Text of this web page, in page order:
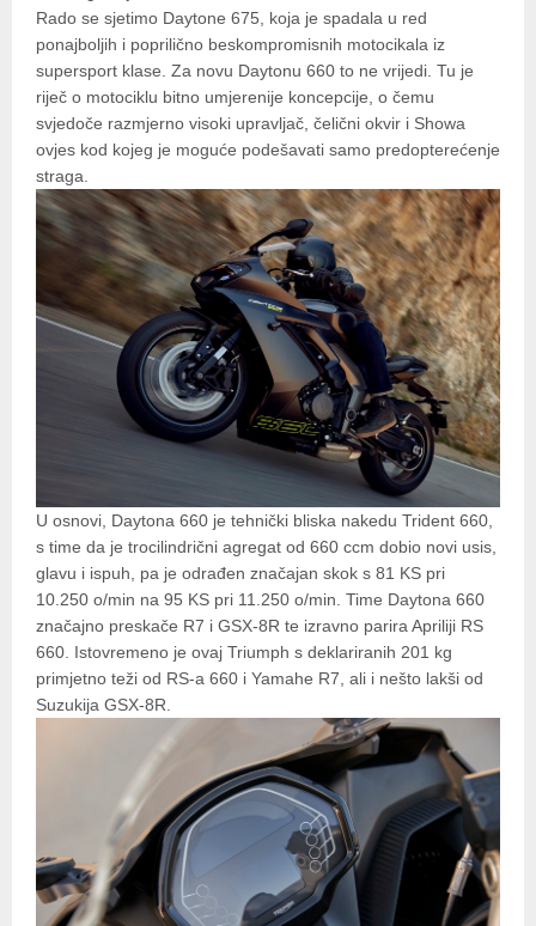
Rado se sjetimo Daytone 675, koja je spadala u red
ponajboljih i poprilično beskompromisnih motocikala iz
supersport klase. Za novu Daytonu 660 to ne vrijedi. Tu je
riječ o motociklu bitno umjerenije koncepcije, o čemu
svjedoče razmjerno visoki upravljač, čelični okvir i Showa
ovjes kod kojeg je moguće podešavati samo predopterećenje
straga.
U osnovi, Daytona 660 je tehnički bliska nakedu Trident 660,
s time da je trocilindrični agregat od 660 ccm dobio novi usis,
glavu i ispuh, pa je odrađen značajan skok s 81 KS pri
10.250 o/min na 95 KS pri 11.250 o/min. Time Daytona 660
značajno preskače R7 i GSX-8R te izravno parira Apriliji RS
660. Istovremeno je ovaj Triumph s deklariranih 201 kg
primjetno teži od RS-a 660 i Yamahe R7, ali i nešto lakši od
Suzukija GSX-8R.